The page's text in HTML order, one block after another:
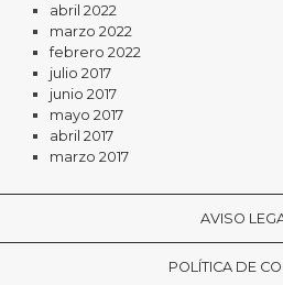
abril 2022
marzo 2022
febrero 2022
julio 2017
junio 2017
mayo 2017
abril 2017
marzo 2017
AVISO
POLÍTICA DE